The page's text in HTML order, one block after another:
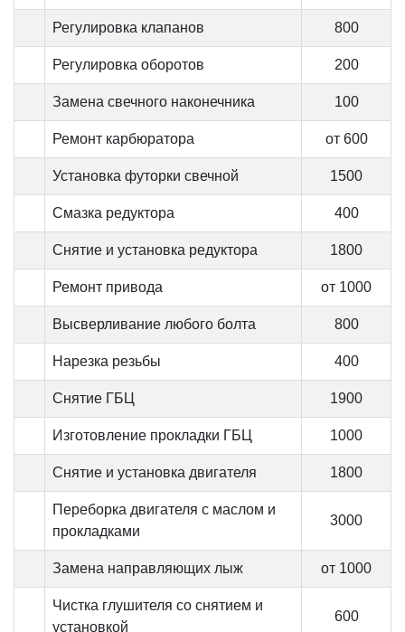
Регулировка клапанов 800
Регулировка оборотов 200
Замена свечного наконечника 100
Ремонт карбюратора от 600
Установка футорки свечной 1500
Смазка редуктора 400
Снятие и установка редуктора 1800
Ремонт привода от 1000
Высверливание любого болта 800
Нарезка резьбы 400
Снятие ГБЦ 1900
Изготовление прокладки ГБЦ 1000
Снятие и установка двигателя 1800
Переборка двигателя с маслом и
прокладками
3000
Замена направляющих лыж от 1000
Чистка глушителя со снятием и
установкой
600